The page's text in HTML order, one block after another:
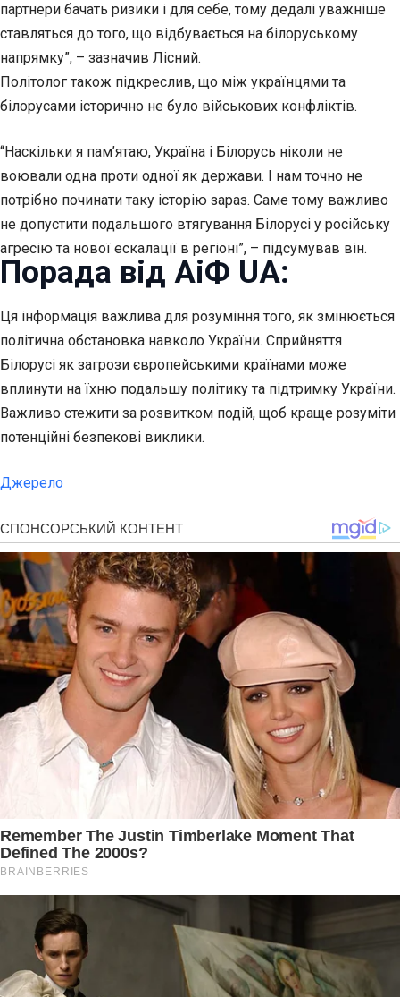
партнери бачать ризики і для себе, тому дедалі уважніше
ставляться до того, що відбувається на білоруському
напрямку”, – зазначив Лісний.
Політолог також підкреслив, що між українцями та
білорусами історично не було військових конфліктів.
“Наскільки я пам’ятаю, Україна і Білорусь ніколи не
воювали одна проти одної як держави. І нам точно не
потрібно починати таку історію зараз. Саме тому важливо
не допустити подальшого втягування Білорусі у російську
агресію та нової ескалації в регіоні”, – підсумував він.
Порада від АіФ UA:
Ця інформація важлива для розуміння того, як змінюється
політична обстановка навколо України. Сприйняття
Білорусі як загрози європейськими країнами може
вплинути на їхню подальшу політику та підтримку України.
Важливо стежити за розвитком подій, щоб краще розуміти
потенційні безпекові виклики.
Джерело